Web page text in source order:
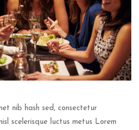
nib hash sed, consectetur
scelerisque luctus metus Lorem